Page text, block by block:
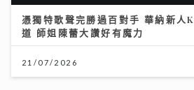
31/07/2026